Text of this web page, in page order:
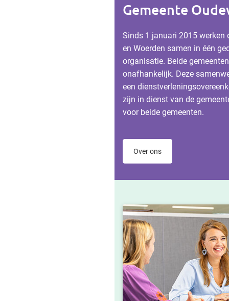
Gemeente
Sinds 1 januari 2015 werken
en Woerden samen in één
organisatie. Beide
onafhankelijk. Deze
een
zijn in dienst van de
voor beide gemeenten.
Over ons